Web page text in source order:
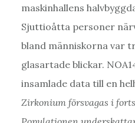
maskinhallens
Sjuttioåtta personer
bland människorna var
glasartade blickar.
insamlade data till en
Zirkonium försvagas i